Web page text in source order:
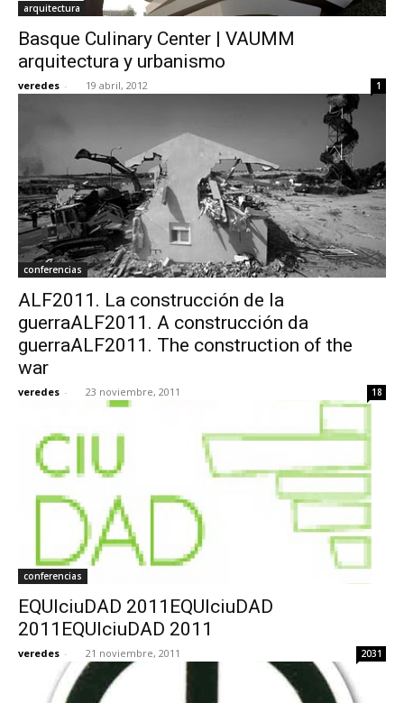
arquitectura
Basque Culinary Center | VAUMM
arquitectura y urbanismo
veredes - 19 abril, 2012 1
conferencias
ALF2011. La construcción de la
guerraALF2011. A construcción da
guerraALF2011. The construction of the
war
veredes - 23 noviembre, 2011 18
conferencias
EQUIciuDAD 2011EQUIciuDAD
2011EQUIciuDAD 2011
veredes - 21 noviembre, 2011 2031